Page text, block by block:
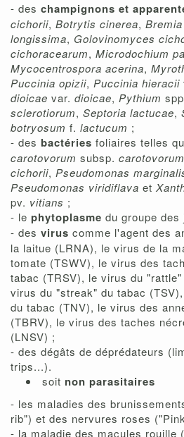
- des champignons et
cichorii, Botrytis cinerea,
longissima, Golovinomyces
cichoracearum, Microdochium
Mycocentrospora acerina,
Puccinia opizii, Puccinia hieracii
dioicae var. dioicae, Pythium
sclerotiorum, Septoria lactucae,
botryosum f. lactucum ;
- des bactéries foliaires telles
carotovorum subsp. carotovorum
cichorii, Pseudomonas
Pseudomonas viridiflava et
pv. vitians ;
- le phytoplasme du groupe
- des virus comme l'agent des
la laitue (LRNA), le virus de la
tomate (TSWV), le virus des
tabac (TRSV), le virus du
virus du "streak" du tabac
du tabac (TNV), le virus des
(TBRV), le virus des taches
(LNSV) ;
- des dégâts de déprédateurs
trips...).
soit non parasitaires
- les maladies des
rib") et des nervures roses
- la maladie des macules rouille